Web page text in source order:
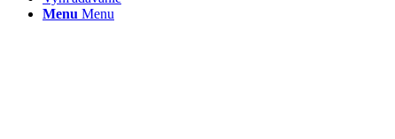
Menu Menu